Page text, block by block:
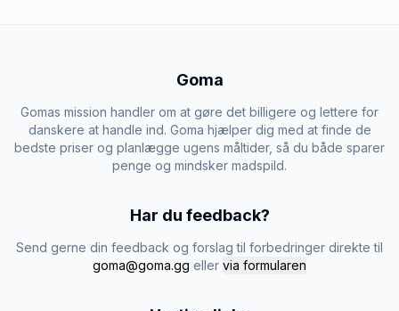
Goma
Gomas mission handler om at gøre det billigere og lettere for
danskere at handle ind. Goma hjælper dig med at finde de
bedste priser og planlægge ugens måltider, så du både sparer
penge og mindsker madspild.
Har du feedback?
Send gerne din feedback og forslag til forbedringer direkte til
goma@goma.gg eller via formularen